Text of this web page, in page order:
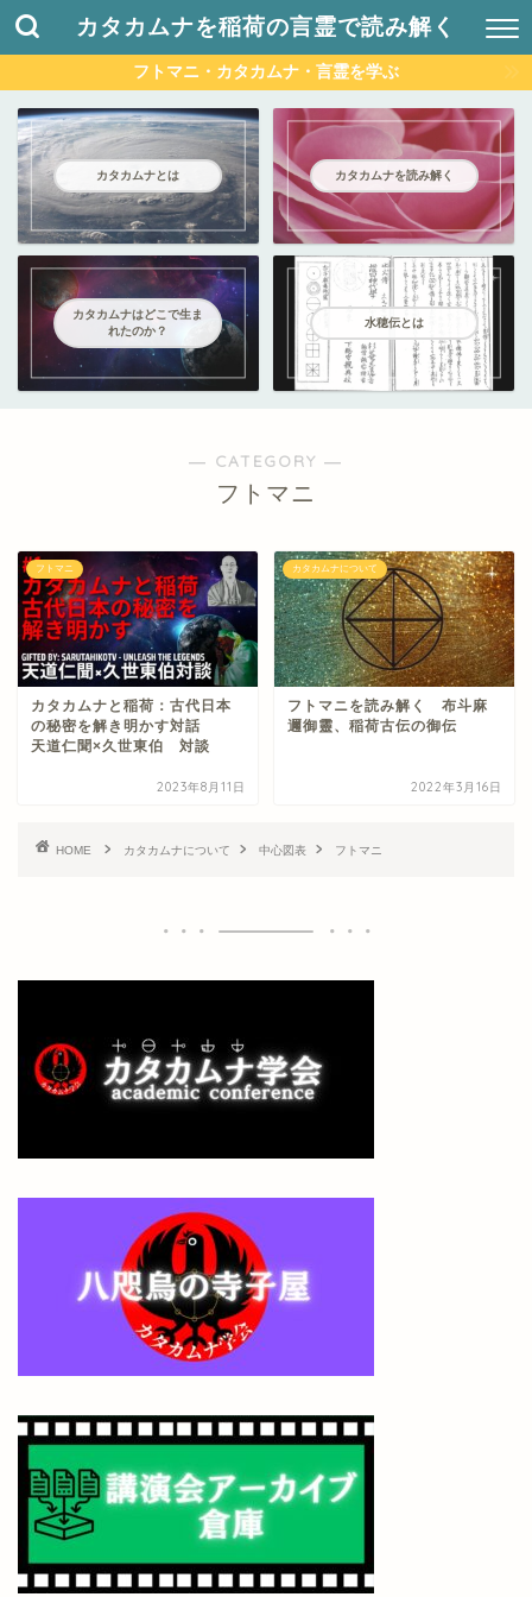
カタカムナを稲荷の言霊で読み解く
フトマニ・カタカムナ・言霊を学ぶ
カタカムナとは カタカムナを読み解く
カタカムナはどこで生ま
れたのか？
水穂伝とは
― CATEGORY ―
フトマニ
フトマニ
カタカムナと稲荷：古代日本
の秘密を解き明かす対話
天道仁聞×久世東伯 対談
2023年8月11日
カタカムナについて
フトマニを読み解く 布斗麻
邇御靈、稲荷古伝の御伝
2022年3月16日
HOME カタカムナについて 中心図表 フトマニ